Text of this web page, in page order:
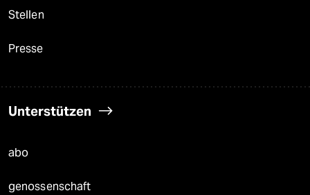
Stellen
Presse
Unterstützen
abo
genossenschaft